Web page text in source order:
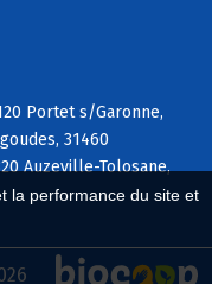
la performance du site et
Portet s/Garonne,
31460
Auzeville-Tolosane,